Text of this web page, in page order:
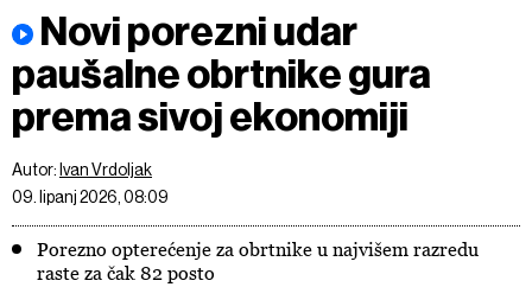
Novi porezni udar
paušalne obrtnike gura
prema sivoj ekonomiji
Autor: Ivan Vrdoljak
09. lipanj 2026, 08:09
Porezno opterećenje za obrtnike u najvišem razredu
raste za čak 82 posto